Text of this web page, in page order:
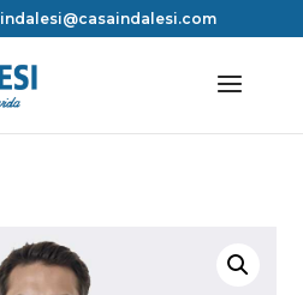
indalesi@casaindalesi.com